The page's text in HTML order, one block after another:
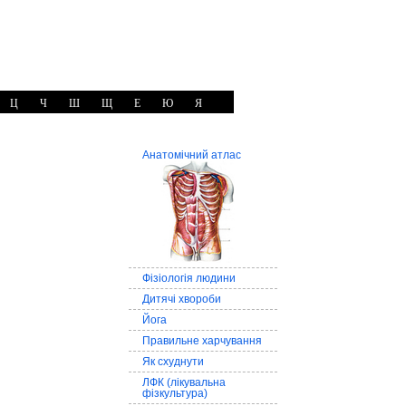
Ц Ч Ш Щ Е Ю Я
Анатомічний атлас
Фізіологія людини
Дитячі хвороби
Йога
Правильне харчування
Як схуднути
ЛФК (лікувальна
фізкультура)